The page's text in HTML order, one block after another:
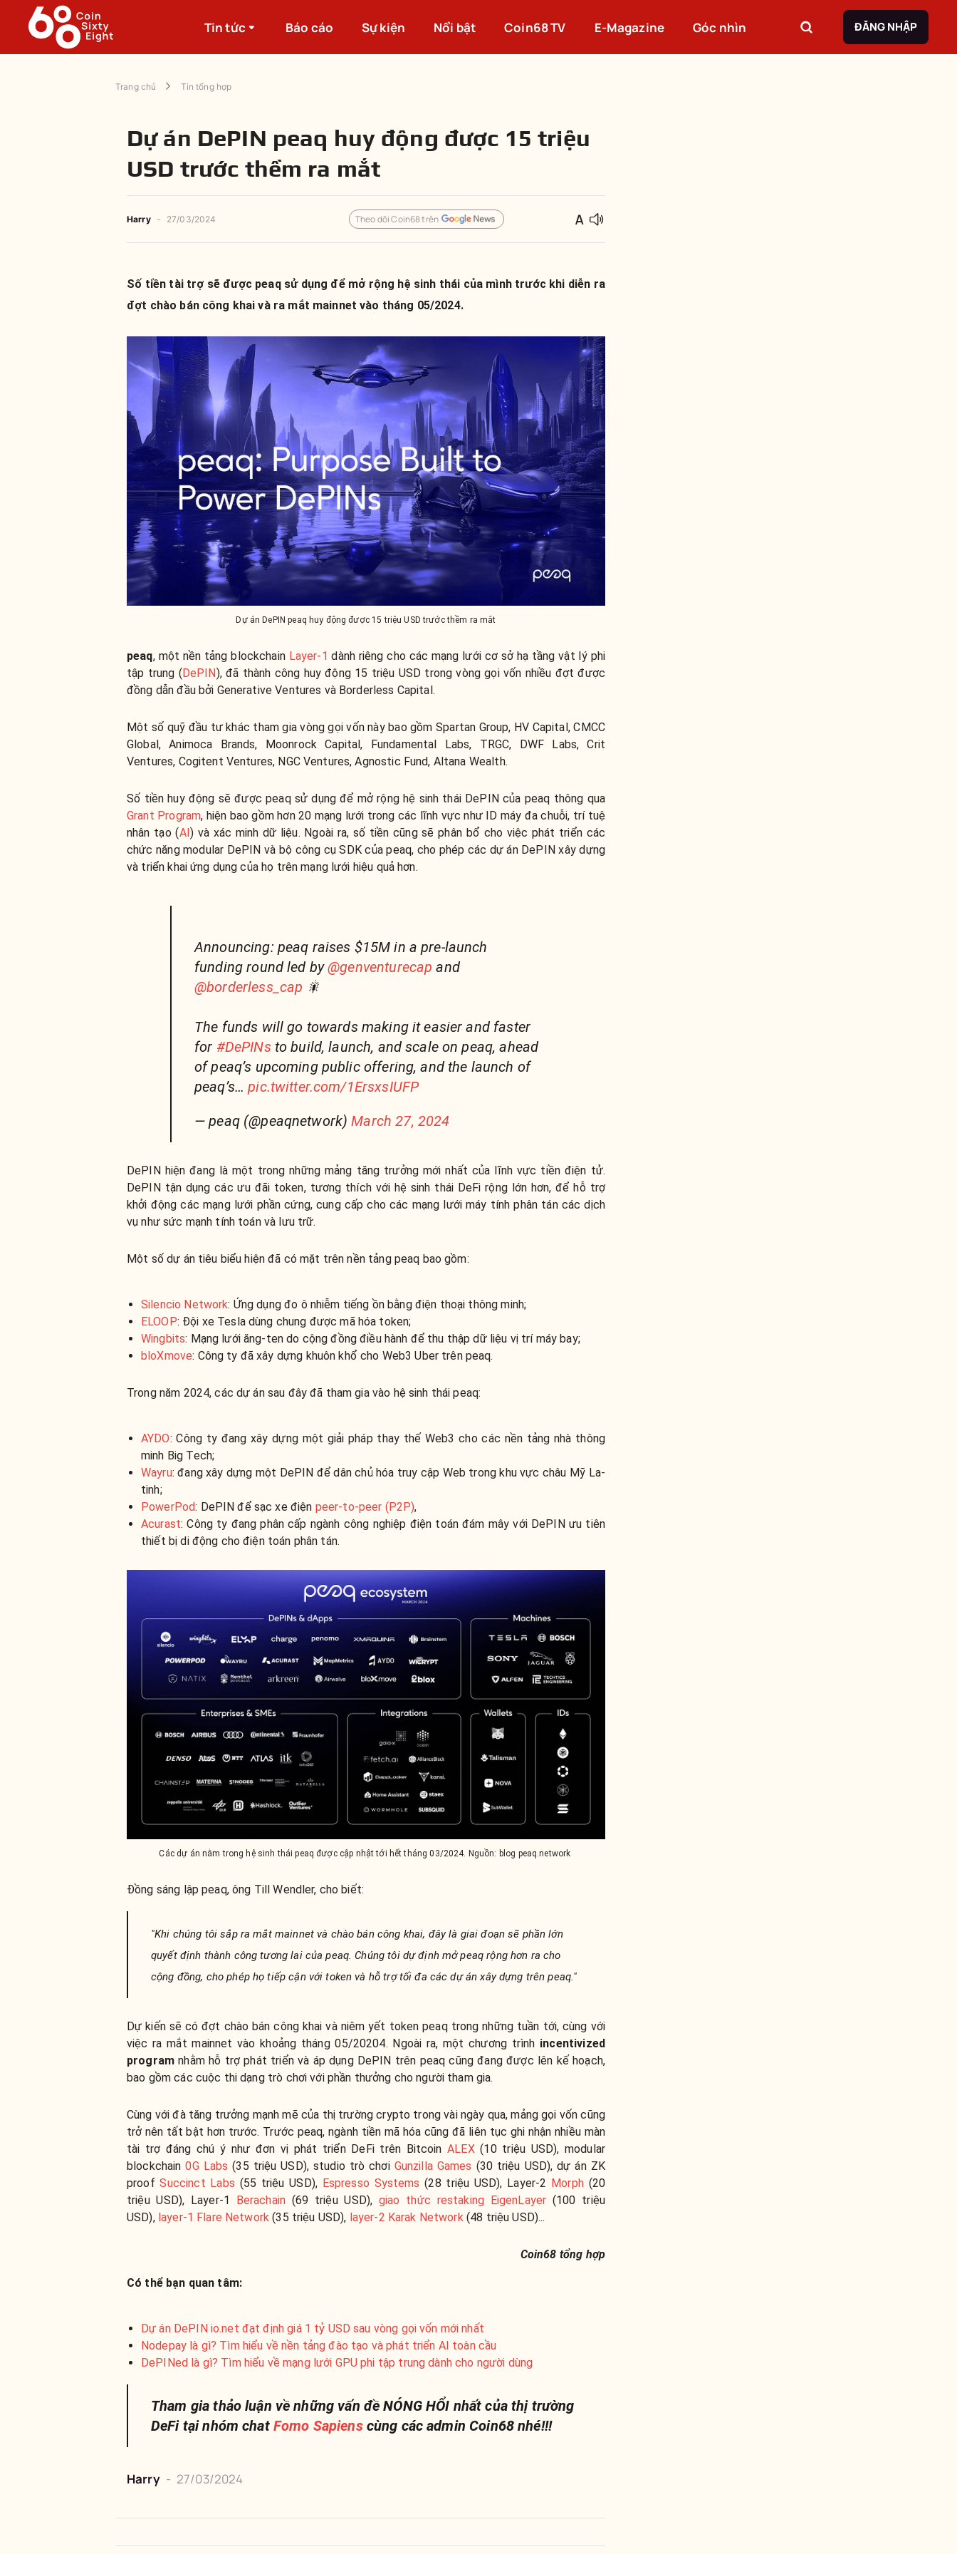
Tin tức Báo cáo Sự kiện Nổi bật Coin68 TV E-Magazine Góc nhìn ĐĂNG NHẬP
Trang chủ Tin tổng hợp
Dự án DePIN peaq huy động được 15 triệu
USD trước thềm ra mắt
Harry - 27/03/2024 Theo dõi Coin68 trên
Số tiền tài trợ sẽ được peaq sử dụng để mở rộng hệ sinh thái của mình trước khi diễn ra
đợt chào bán công khai và ra mắt mainnet vào tháng 05/2024.
Dự án DePIN peaq huy động được 15 triệu USD trước thềm ra mắt
peaq, một nền tảng blockchain Layer-1 dành riêng cho các mạng lưới cơ sở hạ tầng vật lý phi
tập trung (DePIN), đã thành công huy động 15 triệu USD trong vòng gọi vốn nhiều đợt được
đồng dẫn đầu bởi Generative Ventures và Borderless Capital.
Một số quỹ đầu tư khác tham gia vòng gọi vốn này bao gồm Spartan Group, HV Capital, CMCC
Global, Animoca Brands, Moonrock Capital, Fundamental Labs, TRGC, DWF Labs, Crit
Ventures, Cogitent Ventures, NGC Ventures, Agnostic Fund, Altana Wealth.
Số tiền huy động sẽ được peaq sử dụng để mở rộng hệ sinh thái DePIN của peaq thông qua
Grant Program, hiện bao gồm hơn 20 mạng lưới trong các lĩnh vực như ID máy đa chuỗi, trí tuệ
nhân tạo (AI) và xác minh dữ liệu. Ngoài ra, số tiền cũng sẽ phân bổ cho việc phát triển các
chức năng modular DePIN và bộ công cụ SDK của peaq, cho phép các dự án DePIN xây dựng
và triển khai ứng dụng của họ trên mạng lưới hiệu quả hơn.
Announcing: peaq raises $15M in a pre-launch
funding round led by@genventurecap and
@borderless_cap 🎇
The funds will go towards making it easier and faster
for #DePINsto build, launch, and scale on peaq, ahead
of peaq’s upcoming public offering, and the launch of
peaq’s…pic.twitter.com/1ErsxsIUFP
— peaq (@peaqnetwork)March 27, 2024
DePIN hiện đang là một trong những mảng tăng trưởng mới nhất của lĩnh vực tiền điện tử.
DePIN tận dụng các ưu đãi token, tương thích với hệ sinh thái DeFi rộng lớn hơn, để hỗ trợ
khởi động các mạng lưới phần cứng, cung cấp cho các mạng lưới máy tính phân tán các dịch
vụ như sức mạnh tính toán và lưu trữ.
Một số dự án tiêu biểu hiện đã có mặt trên nền tảng peaq bao gồm:
Silencio Network: Ứng dụng đo ô nhiễm tiếng ồn bằng điện thoại thông minh;
ELOOP: Đội xe Tesla dùng chung được mã hóa token;
Wingbits: Mạng lưới ăng-ten do cộng đồng điều hành để thu thập dữ liệu vị trí máy bay;
bloXmove: Công ty đã xây dựng khuôn khổ cho Web3 Uber trên peaq.
Trong năm 2024, các dự án sau đây đã tham gia vào hệ sinh thái peaq:
AYDO: Công ty đang xây dựng một giải pháp thay thế Web3 cho các nền tảng nhà thông
minh Big Tech;
Wayru: đang xây dựng một DePIN để dân chủ hóa truy cập Web trong khu vực châu Mỹ La-
tinh;
PowerPod: DePIN để sạc xe điện peer-to-peer (P2P),
Acurast: Công ty đang phân cấp ngành công nghiệp điện toán đám mây với DePIN ưu tiên
thiết bị di động cho điện toán phân tán.
Các dự án nằm trong hệ sinh thái peaq được cập nhật tới hết tháng 03/2024. Nguồn: blog peaq.network
Đồng sáng lập peaq, ông Till Wendler, cho biết:
"Khi chúng tôi sắp ra mắt mainnet và chào bán công khai, đây là giai đoạn sẽ phần lớn
quyết định thành công tương lai của peaq. Chúng tôi dự định mở peaq rộng hơn ra cho
cộng đồng, cho phép họ tiếp cận với token và hỗ trợ tối đa các dự án xây dựng trên peaq."
Dự kiến sẽ có đợt chào bán công khai và niêm yết token peaq trong những tuần tới, cùng với
việc ra mắt mainnet vào khoảng tháng 05/20204. Ngoài ra, một chương trình incentivized
program nhằm hỗ trợ phát triển và áp dụng DePIN trên peaq cũng đang được lên kế hoạch,
bao gồm các cuộc thi dạng trò chơi với phần thưởng cho người tham gia.
Cùng với đà tăng trưởng mạnh mẽ của thị trường crypto trong vài ngày qua, mảng gọi vốn cũng
trở nên tất bật hơn trước. Trước peaq, ngành tiền mã hóa cũng đã liên tục ghi nhận nhiều màn
tài trợ đáng chú ý như đơn vị phát triển DeFi trên BitcoinALEX(10 triệu USD), modular
blockchain0G Labs (35 triệu USD), studio trò chơi Gunzilla Games (30 triệu USD), dự án ZK
proofSuccinct Labs (55 triệu USD), Espresso Systems (28 triệu USD), Layer-2 Morph(20
triệu USD), Layer-1 Berachain (69 triệu USD), giao thức restaking EigenLayer (100 triệu
USD), layer-1 Flare Network (35 triệu USD), layer-2 Karak Network(48 triệu USD)...
Coin68 tổng hợp
Có thể bạn quan tâm:
Dự án DePIN io.net đạt định giá 1 tỷ USD sau vòng gọi vốn mới nhất
Nodepay là gì? Tìm hiểu về nền tảng đào tạo và phát triển AI toàn cầu
DePINed là gì? Tìm hiểu về mạng lưới GPU phi tập trung dành cho người dùng
Tham gia thảo luận về những vấn đề NÓNG HỔI nhất của thị trường
DeFi tại nhóm chat Fomo Sapienscùng các admin Coin68 nhé!!!
Harry - 27/03/2024